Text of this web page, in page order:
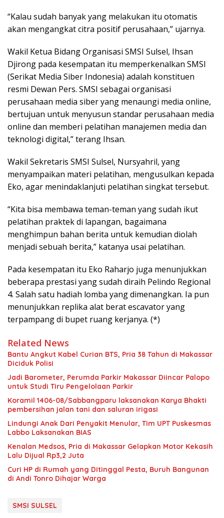
“Kalau sudah banyak yang melakukan itu otomatis
akan mengangkat citra positif perusahaan,” ujarnya.
Wakil Ketua Bidang Organisasi SMSI Sulsel, Ihsan
Djirong pada kesempatan itu memperkenalkan SMSI
(Serikat Media Siber Indonesia) adalah konstituen
resmi Dewan Pers. SMSI sebagai organisasi
perusahaan media siber yang menaungi media online,
bertujuan untuk menyusun standar perusahaan media
online dan memberi pelatihan manajemen media dan
teknologi digital,” terang Ihsan.
Wakil Sekretaris SMSI Sulsel, Nursyahril, yang
menyampaikan materi pelatihan, mengusulkan kepada
Eko, agar menindaklanjuti pelatihan singkat tersebut.
“Kita bisa membawa teman-teman yang sudah ikut
pelatihan praktek di lapangan, bagaimana
menghimpun bahan berita untuk kemudian diolah
menjadi sebuah berita,” katanya usai pelatihan.
Pada kesempatan itu Eko Raharjo juga menunjukkan
beberapa prestasi yang sudah diraih Pelindo Regional
4. Salah satu hadiah lomba yang dimenangkan. Ia pun
menunjukkan replika alat berat escavator yang
terpampang di bupet ruang kerjanya. (*)
Related News
Bantu Angkut Kabel Curian BTS, Pria 38 Tahun di Makassar
Diciduk Polisi
Jadi Barometer, Perumda Parkir Makassar Diincar Palopo
untuk Studi Tiru Pengelolaan Parkir
Koramil 1406-08/Sabbangparu laksanakan Karya Bhakti
pembersihan jalan tani dan saluran irigasi
Lindungi Anak Dari Penyakit Menular, Tim UPT Puskesmas
Labbo Laksanakan BIAS
Kenalan Medsos, Pria di Makassar Gelapkan Motor Kekasih
Lalu Dijual Rp3,2 Juta
Curi HP di Rumah yang Ditinggal Pesta, Buruh Bangunan
di Andi Tonro Dihajar Warga
SMSI SULSEL